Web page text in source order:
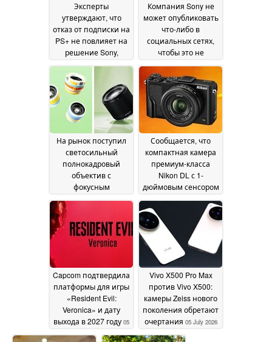
Эксперты
утверждают, что
отказ от подписки на
PS+ не повлияет на
решение Sony,
этим не согласны
July 2026
Компания Sony не
может опубликовать
что-либо в
социальных сетях,
чтобы это не
негативной реакции
08 July 2026
На рынок поступил
светосильный
полнокадровый
объектив с
фокусным
автофокусом по
цене 89 долларов08
July 2026
Сообщается, что
компактная камера
премиум-класса
Nikon DL с 1-
дюймовым сенсором
появится на рынке07
Capcom подтвердила
платформы для игры
«Resident Evil:
Veronica» и дату
выхода в 2027 году 05
July 2026
Vivo X500 Pro Max
против Vivo X500:
камеры Zeiss нового
поколения обретают
очертания 05 July 2026